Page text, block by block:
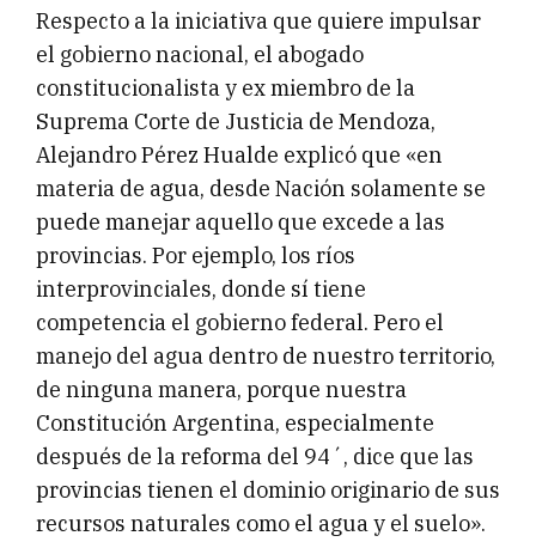
Respecto a la iniciativa que quiere impulsar
el gobierno nacional, el abogado
constitucionalista y ex miembro de la
Suprema Corte de Justicia de Mendoza,
Alejandro Pérez Hualde explicó que «en
materia de agua, desde Nación solamente se
puede manejar aquello que excede a las
provincias. Por ejemplo, los ríos
interprovinciales, donde sí tiene
competencia el gobierno federal. Pero el
manejo del agua dentro de nuestro territorio,
de ninguna manera, porque nuestra
Constitución Argentina, especialmente
después de la reforma del 94´, dice que las
provincias tienen el dominio originario de sus
recursos naturales como el agua y el suelo».